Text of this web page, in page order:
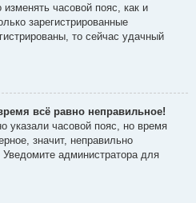
часовой пояс, как и
зарегистрированные
то сейчас удачный
всё равно неправильное!
указали часовой пояс, но время
значит, неправильно
администратора для